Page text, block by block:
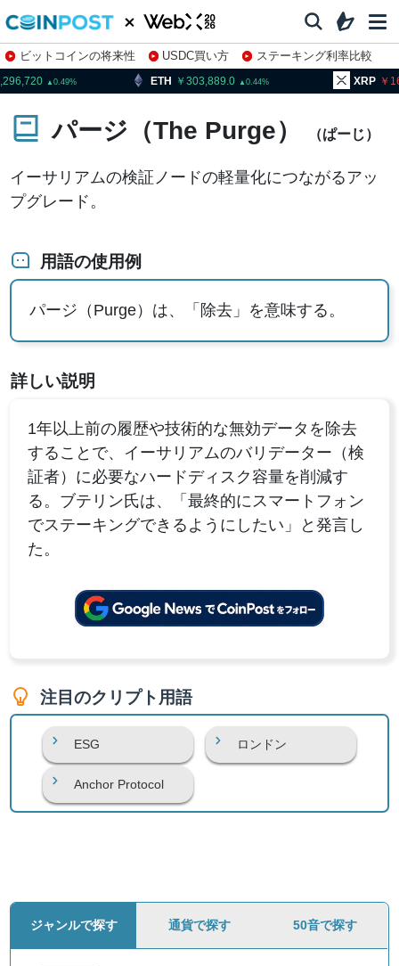
ビットコインの将来性 USDC買い方
ステーキング利率比較
株特集・関連銘柄
0.49 ETH 303,889.0 0.44 XRP
パージ（The Purge） （ぱーじ）
イーサリアムの検証ノードの軽量化につながるアッ
プグレード。
用語の使用例
パージ（Purge）は、「除去」を意味する。
詳しい説明
1年以上前の履歴や技術的な無効データを除去
することで、イーサリアムのバリデーター（検
証者）に必要なハードディスク容量を削減す
る。ブテリン氏は、「最終的にスマートフォン
でステーキングできるようにしたい」と発言し
た。
注目のクリプト用語
ESG ロンドン
Anchor Protocol
ジャンルで探す 通貨で探す 50音で探す